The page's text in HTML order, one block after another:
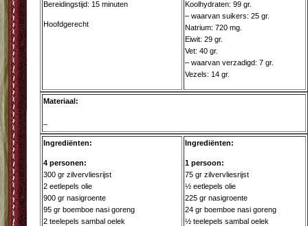
Bereidingstijd: 15 minuten
Hoofdgerecht
Koolhydraten: 99 gr.
– waarvan suikers: 25 gr.
Natrium: 720 mg.
Eiwit: 29 gr.
Vet: 40 gr.
– waarvan verzadigd: 7 gr.
Vezels: 14 gr.
Materiaal:
–
Ingrediënten:
4 personen:
300 gr zilvervliesrijst
2 eetlepels olie
900 gr nasigroente
95 gr boemboe nasi goreng
2 teelepels sambal oelek
Ingrediënten:
1 persoon:
75 gr zilvervliesrijst
½ eetlepels olie
225 gr nasigroente
24 gr boemboe nasi goreng
½ teelepels sambal oelek